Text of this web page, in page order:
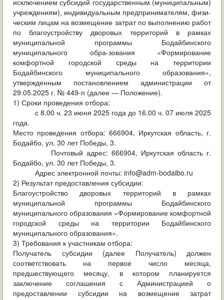
исключением субсидий государственным (муниципальным)
учреждениям), индивидуальным предпринимателям, физи-
ческим лицам на возмещение затрат по выполнению работ
по благоустройству дворовых территорий в рамках
муниципальной программы Бодайбинского
муниципального обра-зования «Формирование
комфортной городской среды на территории
Бодайбинского муниципального образования»,
утвержденным постановлением администрации от
29.05.2025 г. № 449-п (далее — Положение).
1) Сроки проведения отбора:
с 8.00 ч. 23 июня 2025 года до 16.00 ч. 07 июля 2025
года.
Место проведения отбора: 666904, Иркутская область, г.
Бодайбо, ул. 30 лет Победы, 3.
Почтовый адрес: 666904, Иркутская область г.
Бодайбо, ул. 30 лет Победы, 3.
Адрес электронной почты: info@adm-bodaibo.ru
2) Результат предоставления субсидии:
Благоустройство дворовых территорий в рамках
муниципальной программы Бодайбинского
муниципального образования «Формирование комфортной
городской среды на территории Бодайбинского
муниципального образования».
3) Требования к участникам отбора:
Получатель субсидии (далее Получатель) должен
соответствовать на первое число месяца,
предшествующего месяцу, в котором планируется
заключение соглашения с Администрацией о
предоставлении субсидии на возмещение затрат